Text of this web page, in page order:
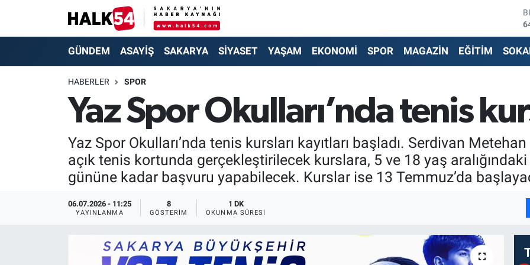
GÜNDEM ASAYİŞ SAKARYA SİYASET YAŞAM EKONOMİ SPOR MAGAZİN EĞİTİM
HABERLER SPOR
Yaz Spor Okulları’nda tenis
Yaz Spor Okulları’nda tenis kursları kayıtları başladı. Serdivan
açık tenis kortunda gerçekleştirilecek kurslara, 5 ve 18 yaş
gününe kadar başvuru yapabilecek. Kurslar ise 13 Temmuz’da
06.07.2026 - 11:25
YAYINLANMA
8
GÖSTERIM
1 DK
OKUNMA SÜRESI
GÜNDEM
SAKARYA
SİYASET
Adapazarı Nöbetçi Eczaneler
Adapazarı Trafik Yoğunluk Haritası
Süper Lig Puan Durumu ve Fikstür
Tüm Manşetler